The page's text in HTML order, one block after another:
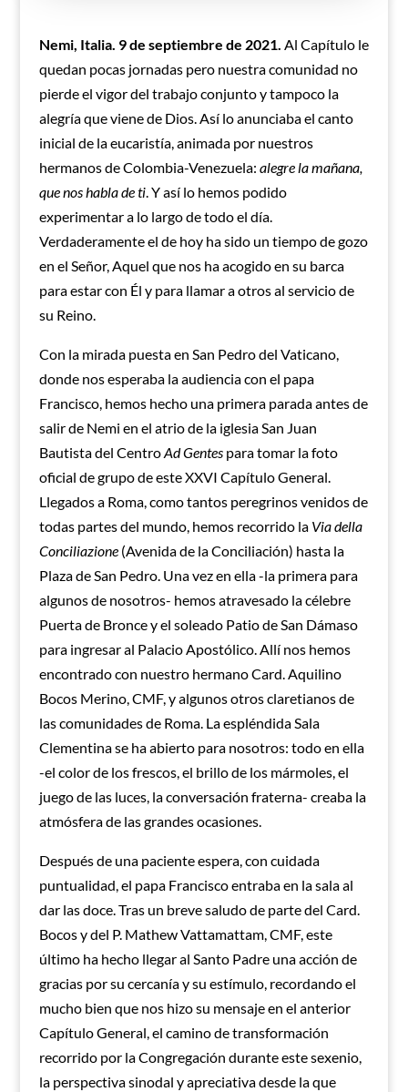
Nemi, Italia. 9 de septiembre de 2021. Al Capítulo le
quedan pocas jornadas pero nuestra comunidad no
pierde el vigor del trabajo conjunto y tampoco la
alegría que viene de Dios. Así lo anunciaba el canto
inicial de la eucaristía, animada por nuestros
hermanos de Colombia-Venezuela: alegre la mañana,
que nos habla de ti. Y así lo hemos podido
experimentar a lo largo de todo el día.
Verdaderamente el de hoy ha sido un tiempo de gozo
en el Señor, Aquel que nos ha acogido en su barca
para estar con Él y para llamar a otros al servicio de
su Reino.
Con la mirada puesta en San Pedro del Vaticano,
donde nos esperaba la audiencia con el papa
Francisco, hemos hecho una primera parada antes de
salir de Nemi en el atrio de la iglesia San Juan
Bautista del CentroAd Gentespara tomar la foto
oficial de grupo de este XXVI Capítulo General.
Llegados a Roma, como tantos peregrinos venidos de
todas partes del mundo, hemos recorrido la Via della
Conciliazione (Avenida de la Conciliación) hasta la
Plaza de San Pedro. Una vez en ella -la primera para
algunos de nosotros- hemos atravesado la célebre
Puerta de Bronce y el soleado Patio de San Dámaso
para ingresar al Palacio Apostólico. Allí nos hemos
encontrado con nuestro hermano Card. Aquilino
Bocos Merino, CMF, y algunos otros claretianos de
las comunidades de Roma. La espléndida Sala
Clementina se ha abierto para nosotros: todo en ella
-el color de los frescos, el brillo de los mármoles, el
juego de las luces, la conversación fraterna- creaba la
atmósfera de las grandes ocasiones.
Después de una paciente espera, con cuidada
puntualidad, el papa Francisco entraba en la sala al
dar las doce. Tras un breve saludo de parte del Card.
Bocos y del P. Mathew Vattamattam, CMF, este
último ha hecho llegar al Santo Padre una acción de
gracias por su cercanía y su estímulo, recordando el
mucho bien que nos hizo su mensaje en el anterior
Capítulo General, el camino de transformación
recorrido por la Congregación durante este sexenio,
la perspectiva sinodal y apreciativa desde la que